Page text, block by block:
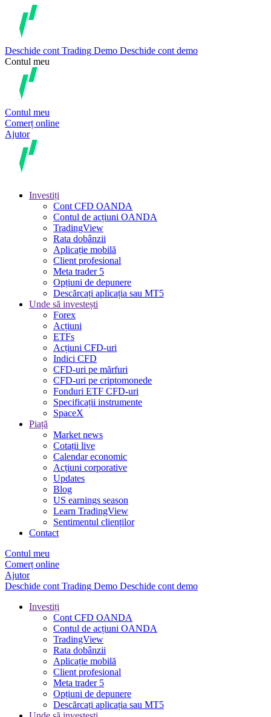
Deschide cont Trading Demo Deschide cont demo
Contul meu
Contul meu
Comerț online
Ajutor
Investiți
Cont CFD OANDA
Contul de acțiuni OANDA
TradingView
Rata dobânzii
Aplicație mobilă
Client profesional
Meta trader 5
Opțiuni de depunere
Descărcați aplicația sau MT5
Unde să investești
Forex
Acțiuni
ETFs
Acțiuni CFD-uri
Indici CFD
CFD-uri pe mărfuri
CFD-uri pe criptomonede
Fonduri ETF CFD-uri
Specificații instrumente
SpaceX
Piață
Market news
Cotații live
Calendar economic
Acțiuni corporative
Updates
Blog
US earnings season
Learn TradingView
Sentimentul clienților
Contact
Contul meu
Comerț online
Ajutor
Deschide cont Trading Demo Deschide cont demo
Investiți
Cont CFD OANDA
Contul de acțiuni OANDA
TradingView
Rata dobânzii
Aplicație mobilă
Client profesional
Meta trader 5
Opțiuni de depunere
Descărcați aplicația sau MT5